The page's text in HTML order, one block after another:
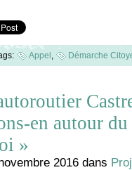
Appel Démarche
en autour
»
2016 dans